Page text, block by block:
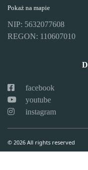
Pokaż na mapie
NIP: 5632077608
REGON: 110607010
facebook
youtube
instagram
© 2026 All rights reserved